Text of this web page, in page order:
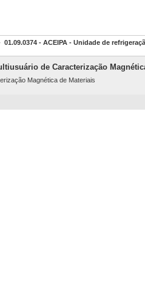
01.09.0374 - ACEIPA - Unidade de
de Caracterização
Magnética de Materiais